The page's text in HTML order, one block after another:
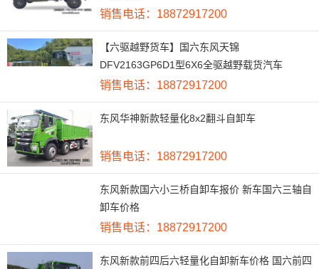
销售电话：18872917200
【六驱越野货车】国六东风天锦
DFV2163GP6D1型6X6全驱越野载货汽车
销售电话：18872917200
东风华神新款轻量化8x2翻斗自卸车
销售电话：18872917200
东风新款国六小三桥自卸车报价 新车国六三轴自
卸车价格
销售电话：18872917200
东风新款前四后六轻量化自卸新车价格 国六前四